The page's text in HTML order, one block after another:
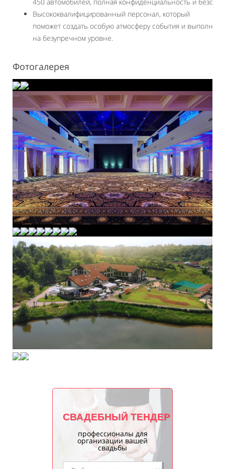
Высококвалифицированный персонал, который
поможет создать особую атмосферу события и
на безупречном уровне.
Фотогалерея
СВАДЕБНЫЙ ТЕНДЕР
профессионалы для
организации вашей
свадьбы